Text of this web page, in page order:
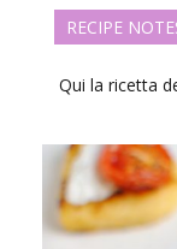
RECIPE
Qui la ricetta